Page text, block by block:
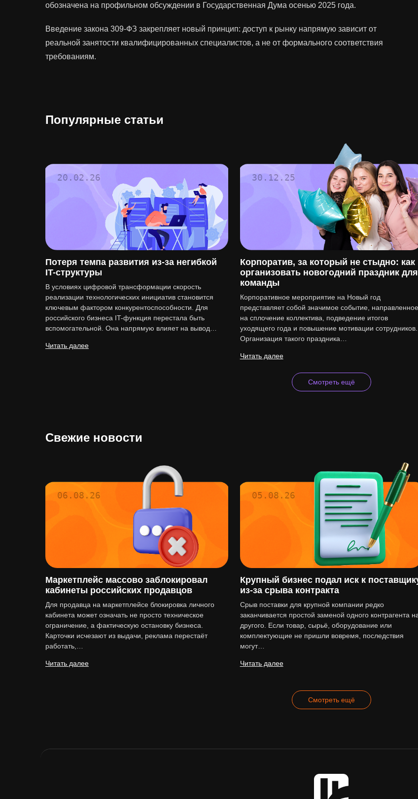
обозначена на профильном обсуждении в Государственная Дума осенью 2025 года.
Введение закона 309-ФЗ закрепляет новый принцип: доступ к рынку напрямую зависит от
реальной занятости квалифицированных специалистов, а не от формального соответствия
требованиям.
Популярные статьи
20.02.26
Потеря темпа развития из-за негибкой
IT-структуры
В условиях цифровой трансформации скорость
реализации технологических инициатив становится
ключевым фактором конкурентоспособности. Для
российского бизнеса IT-функция перестала быть
вспомогательной. Она напрямую влияет на вывод…
Читать далее
30.12.25
Корпоратив, за который не стыдно: как
организовать новогодний праздник для
команды
Корпоративное мероприятие на Новый год
представляет собой значимое событие, направленное
на сплочение коллектива, подведение итогов
уходящего года и повышение мотивации сотрудников.
Организация такого праздника…
Читать далее
Смотреть ещё
Свежие новости
06.08.26
Маркетплейс массово заблокировал
кабинеты российских продавцов
Для продавца на маркетплейсе блокировка личного
кабинета может означать не просто техническое
ограничение, а фактическую остановку бизнеса.
Карточки исчезают из выдачи, реклама перестаёт
работать,…
Читать далее
05.08.26
Крупный бизнес подал иск к
из-за срыва контракта
Срыв поставки для крупной компании редко
заканчивается простой заменой одного контрагента
другого. Если товар, сырьё, оборудование или
комплектующие не пришли вовремя, последствия
могут…
Читать далее
Смотреть ещё